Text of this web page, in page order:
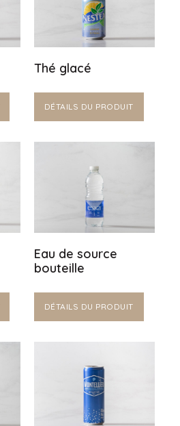
Thé glacé
DÉTAILS DU PRODUIT
Eau de source
bouteille
DÉTAILS DU PRODUIT